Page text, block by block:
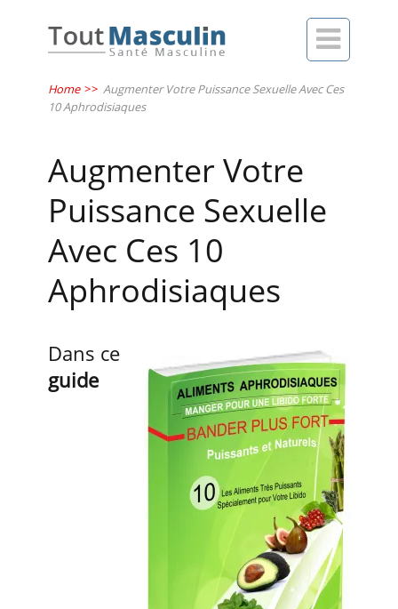

Home >> Augmenter Votre Puissance Sexuelle Avec Ces
10 Aphrodisiaques
Augmenter Votre
Puissance Sexuelle
Avec Ces 10
Aphrodisiaques
Dans ce
guide